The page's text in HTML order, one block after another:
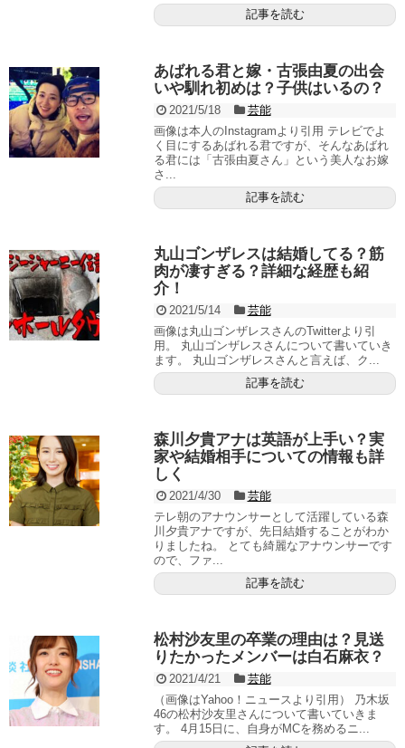
記事を読む
あばれる君と嫁・古張由夏の出会
いや馴れ初めは？子供はいるの？
2021/5/18
芸能
画像は本人のInstagramより引用 テレビでよ
く目にするあばれる君ですが、そんなあばれ
る君には「古張由夏さん」という美人なお嫁
さ...
記事を読む
丸山ゴンザレスは結婚してる？筋
肉が凄すぎる？詳細な経歴も紹
介！
2021/5/14
芸能
画像は丸山ゴンザレスさんのTwitterより引
用。 丸山ゴンザレスさんについて書いていき
ます。 丸山ゴンザレスさんと言えば、ク...
記事を読む
森川夕貴アナは英語が上手い？実
家や結婚相手についての情報も詳
しく
2021/4/30
芸能
テレ朝のアナウンサーとして活躍している森
川夕貴アナですが、先日結婚することがわか
りましたね。 とても綺麗なアナウンサーです
ので、ファ...
記事を読む
松村沙友里の卒業の理由は？見送
りたかったメンバーは白石麻衣？
2021/4/21
芸能
（画像はYahoo！ニュースより引用） 乃木坂
46の松村沙友里さんについて書いていきま
す。 4月15日に、自身がMCを務めるニ...